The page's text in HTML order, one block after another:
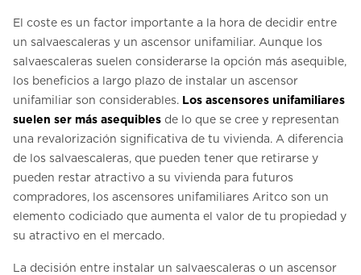
El coste es un factor importante a la hora de decidir entre
un salvaescaleras y un ascensor unifamiliar. Aunque los
salvaescaleras suelen considerarse la opción más asequible,
los beneficios a largo plazo de instalar un ascensor
unifamiliar son considerables. Los ascensores unifamiliares
suelen ser más asequibles de lo que se cree y representan
una revalorización significativa de tu vivienda. A diferencia
de los salvaescaleras, que pueden tener que retirarse y
pueden restar atractivo a su vivienda para futuros
compradores, los ascensores unifamiliares Aritco son un
elemento codiciado que aumenta el valor de tu propiedad y
su atractivo en el mercado.
La decisión entre instalar un salvaescaleras o un ascensor